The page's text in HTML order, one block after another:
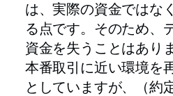
は、実際の資金ではな
る点です。そのため、
資金を失うことはあり
本番取引に近い環境を
としていますが、（約